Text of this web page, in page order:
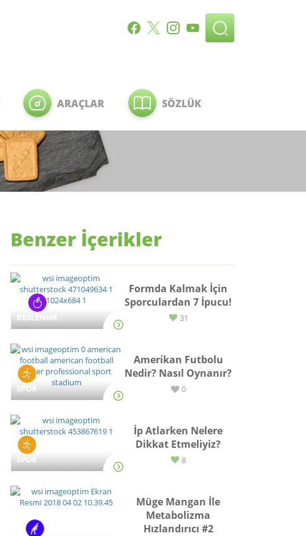
ARAÇLAR SÖZLÜK
Benzer İçerikler
BESLENME
Formda Kalmak İçin
Sporculardan 7 İpucu!
31
SPOR
Amerikan Futbolu
Nedir? Nasıl Oynanır?
0
SPOR
İp Atlarken Nelere
Dikkat Etmeliyiz?
8
Müge Mangan İle
Metabolizma
Hızlandırıcı #2